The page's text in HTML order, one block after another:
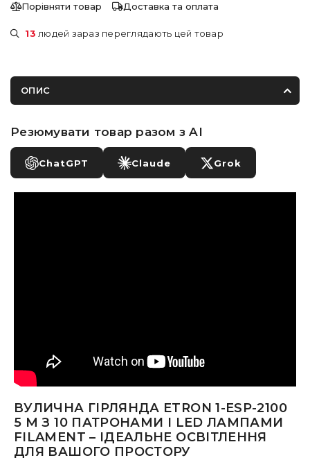
Порівняти товар Доставка та оплата
13 людей зараз переглядають цей товар
ОПИС
Резюмувати товар разом з AI
ChatGPT Claude Grok
ВУЛИЧНА ГІРЛЯНДА ETRON 1-ESP-2100
5 М З 10 ПАТРОНАМИ І LED ЛАМПАМИ
FILAMENT – ІДЕАЛЬНЕ ОСВІТЛЕННЯ
ДЛЯ ВАШОГО ПРОСТОРУ